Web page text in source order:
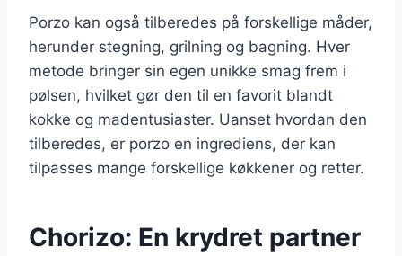
Porzo kan også tilberedes på forskellige måder,
herunder stegning, grilning og bagning. Hver
metode bringer sin egen unikke smag frem i
pølsen, hvilket gør den til en favorit blandt
kokke og madentusiaster. Uanset hvordan den
tilberedes, er porzo en ingrediens, der kan
tilpasses mange forskellige køkkener og retter.
Chorizo: En krydret partner